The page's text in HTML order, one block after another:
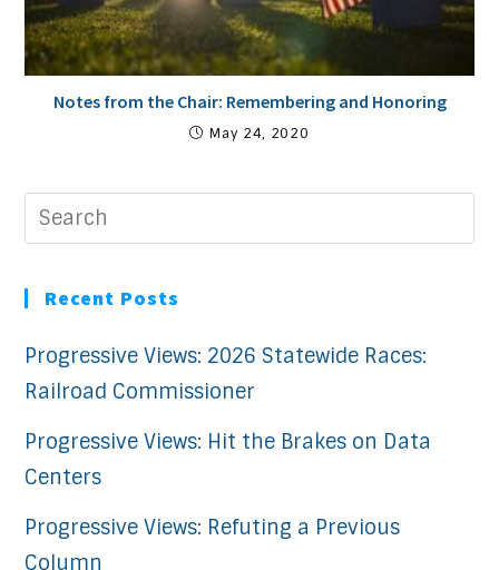
Notes from the Chair: Remembering and Honoring
May 24, 2020
Recent Posts
Progressive Views: 2026 Statewide Races:
Railroad Commissioner
Progressive Views: Hit the Brakes on Data
Centers
Progressive Views: Refuting a Previous
Column